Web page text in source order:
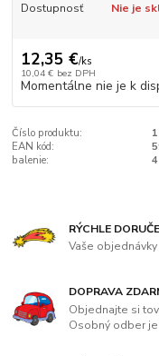
Dostupnosť Nie je
12,35 €/ks
10,04 € bez DPH
Momentálne nie je k
Číslo produktu:
EAN kód:
balenie:
4
RÝCHLE
Vaše
DOPRAVA
Objednajte si
Osobný odber je